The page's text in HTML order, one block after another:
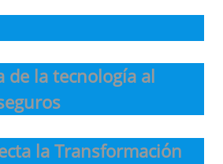
de la tecnología al
la Transformación